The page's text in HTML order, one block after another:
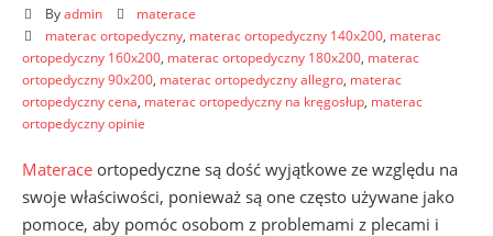
By admin
materace
materac ortopedyczny, materac ortopedyczny 140x200, materac
ortopedyczny 160x200 materac ortopedyczny 180x200 materac
ortopedyczny 90x200 materac ortopedyczny allegro materac
ortopedyczny cena materac ortopedyczny na kręgosłup materac
ortopedyczny opinie
Materace ortopedyczne są dość wyjątkowe ze względu na
swoje właściwości, ponieważ są one często używane jako
pomoce, aby pomóc osobom z problemami z plecami i